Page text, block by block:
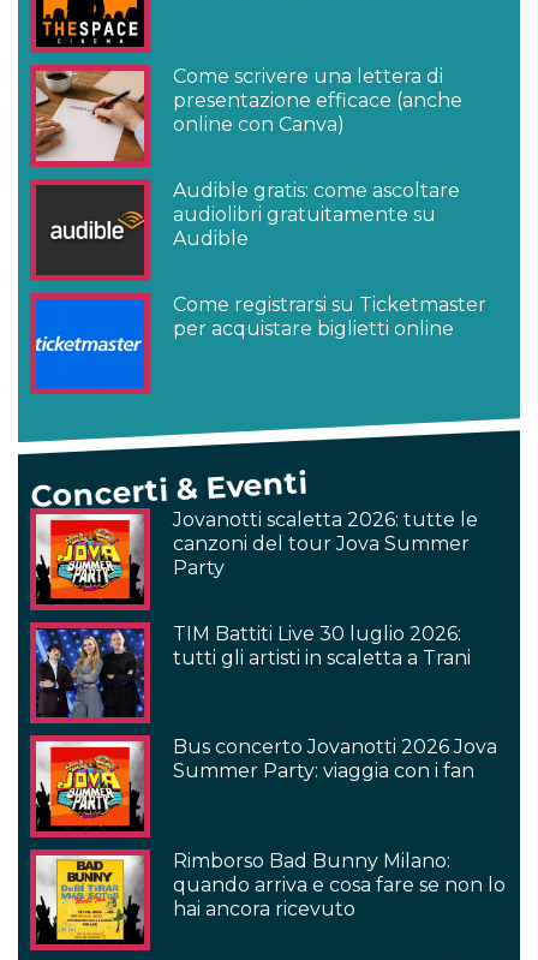
Come scrivere una lettera di
presentazione efficace (anche
online con Canva)
Audible gratis: come ascoltare
audiolibri gratuitamente su
Audible
Come registrarsi su Ticketmaster
per acquistare biglietti online
Concerti & Eventi
Jovanotti scaletta 2026: tutte le
canzoni del tour Jova Summer
Party
TIM Battiti Live 30 luglio 2026:
tutti gli artisti in scaletta a Trani
Bus concerto Jovanotti 2026 Jova
Summer Party: viaggia con i fan
Rimborso Bad Bunny Milano:
quando arriva e cosa fare se non lo
hai ancora ricevuto